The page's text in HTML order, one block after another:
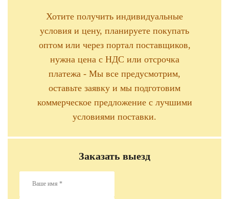
Хотите получить индивидуальные
условия и цену, планируете покупать
оптом или через портал поставщиков,
нужна цена с НДС или отсрочка
платежа - Мы все предусмотрим,
оставьте заявку и мы подготовим
коммерческое предложение с лучшими
условиями поставки.
Заказать выезд